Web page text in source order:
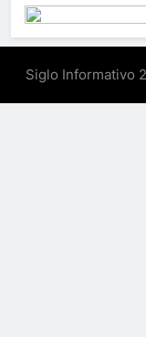
Siglo Informativo